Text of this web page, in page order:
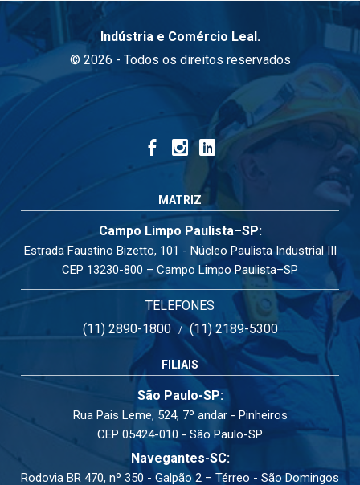
Indústria e Comércio Leal.
© 2026 - Todos os direitos reservados
MATRIZ
Campo Limpo Paulista–SP:
Estrada Faustino Bizetto, 101 - Núcleo Paulista Industrial III
CEP 13230-800 – Campo Limpo Paulista–SP
TELEFONES
(11) 2890-1800/(11) 2189-5300
FILIAIS
São Paulo-SP:
Rua Pais Leme, 524, 7º andar - Pinheiros
CEP 05424-010 - São Paulo-SP
Navegantes-SC:
Rodovia BR 470, nº 350 - Galpão 2 – Térreo - São Domingos